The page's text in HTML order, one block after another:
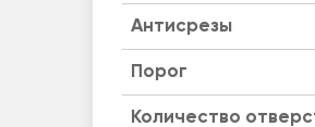
Антисрезы
Порог
Количество